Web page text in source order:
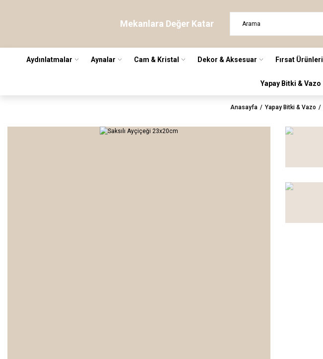
Mekanlara Değer Katar
Aydınlatmalar Aynalar Cam & Kristal Dekor & Aksesuar Fırsat Ürünleri
Yapay Bitki & Vazo
Anasayfa Yapay Bitki & Vazo